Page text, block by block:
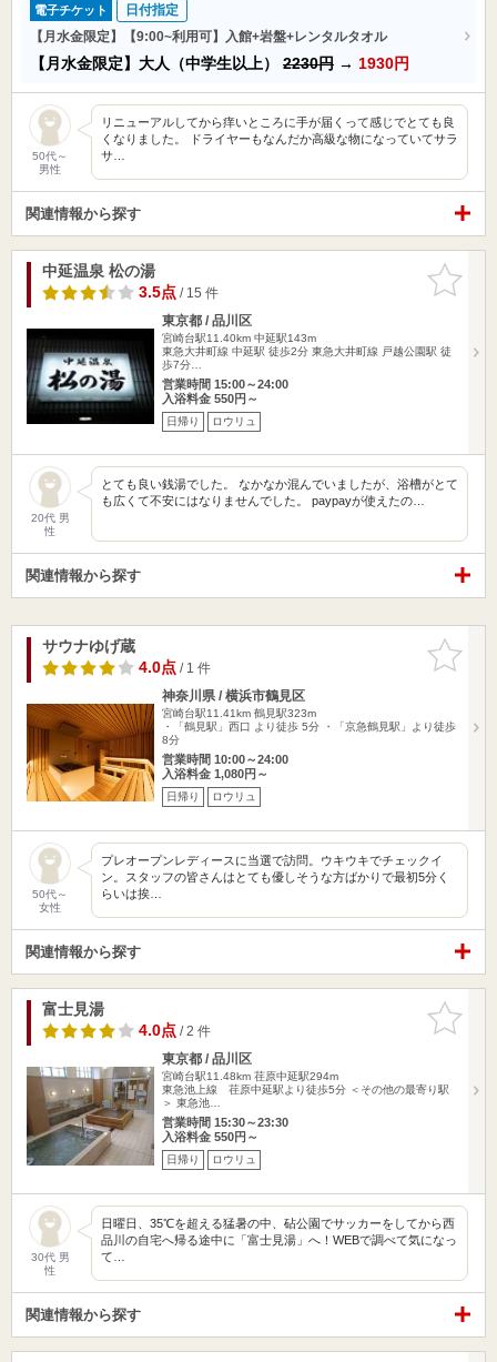
電子チケット
日付指定
【月水金限定】【9:00~利用可】入館+岩盤+レンタルタオル
【月水金限定】大人（中学生以上） 2230円 → 1930円
50代～
男性
リニューアルしてから痒いところに手が届くって感じでとても良
くなりました。 ドライヤーもなんだか高級な物になっていてサラ
サ…
関連情報から探す
お気に入
りに追加
中延温泉 松の湯
3.5点/ 15 件
東京都 / 品川区
宮崎台駅11.40km 中延駅143m
東急大井町線 中延駅 徒歩2分 東急大井町線 戸越公園駅 徒
歩7分…
営業時間 15:00～24:00
入浴料金 550円～
日帰り ロウリュ
20代 男
性
とても良い銭湯でした。 なかなか混んでいましたが、浴槽がとて
も広くて不安にはなりませんでした。 paypayが使えたの…
関連情報から探す
お気に入
りに追加
サウナゆげ蔵
4.0点/ 1 件
神奈川県 / 横浜市鶴見区
宮崎台駅11.41km 鶴見駅323m
・「鶴見駅」西口 より徒歩 5分 ・「京急鶴見駅」より徒歩
8分
営業時間 10:00～24:00
入浴料金 1,080円～
日帰り ロウリュ
50代～
女性
プレオープンレディースに当選で訪問。ウキウキでチェックイ
ン。スタッフの皆さんはとても優しそうな方ばかりで最初5分く
らいは挨…
関連情報から探す
お気に入
りに追加
富士見湯
4.0点/ 2 件
東京都 / 品川区
宮崎台駅11.48km 荏原中延駅294m
東急池上線 荏原中延駅より徒歩5分 ＜その他の最寄り駅
＞ 東急池…
営業時間 15:30～23:30
入浴料金 550円～
日帰り ロウリュ
30代 男
性
日曜日、35℃を超える猛暑の中、砧公園でサッカーをしてから西
品川の自宅へ帰る途中に「富士見湯」へ！WEBで調べて気になっ
て…
関連情報から探す